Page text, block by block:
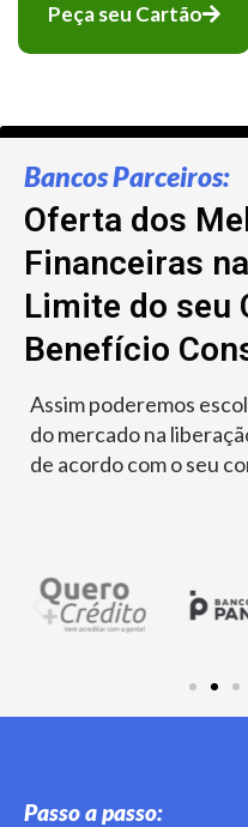
Peça seu Cartão
Bancos Parceiros:
Oferta dos
Financeiras
Limite do seu
Benefício
Assim poderemos
do mercado na
de acordo com o seu
Passo a passo: